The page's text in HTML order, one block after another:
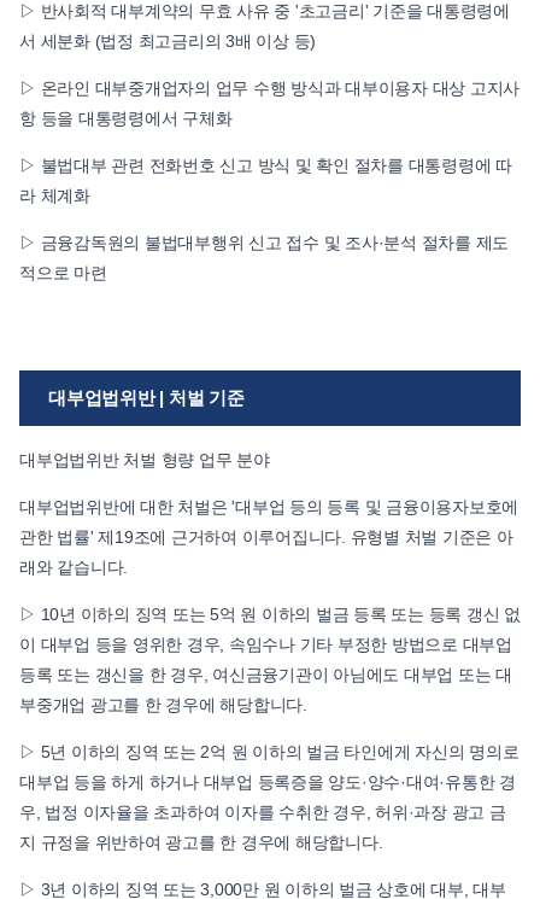
▷ 반사회적 대부계약의 무효 사유 중 '초고금리' 기준을 대통령령에
서 세분화 (법정 최고금리의 3배 이상 등)
▷ 온라인 대부중개업자의 업무 수행 방식과 대부이용자 대상 고지사
항 등을 대통령령에서 구체화
▷ 불법대부 관련 전화번호 신고 방식 및 확인 절차를 대통령령에 따
라 체계화
▷ 금융감독원의 불법대부행위 신고 접수 및 조사·분석 절차를 제도
적으로 마련
대부업법위반 | 처벌 기준
대부업법위반 처벌 형량 업무 분야
대부업법위반에 대한 처벌은 '대부업 등의 등록 및 금융이용자보호에
관한 법률' 제19조에 근거하여 이루어집니다. 유형별 처벌 기준은 아
래와 같습니다.
▷ 10년 이하의 징역 또는 5억 원 이하의 벌금 등록 또는 등록 갱신 없
이 대부업 등을 영위한 경우, 속임수나 기타 부정한 방법으로 대부업
등록 또는 갱신을 한 경우, 여신금융기관이 아님에도 대부업 또는 대
부중개업 광고를 한 경우에 해당합니다.
▷ 5년 이하의 징역 또는 2억 원 이하의 벌금 타인에게 자신의 명의로
대부업 등을 하게 하거나 대부업 등록증을 양도·양수·대여·유통한 경
우, 법정 이자율을 초과하여 이자를 수취한 경우, 허위·과장 광고 금
지 규정을 위반하여 광고를 한 경우에 해당합니다.
▷ 3년 이하의 징역 또는 3,000만 원 이하의 벌금 상호에 대부, 대부